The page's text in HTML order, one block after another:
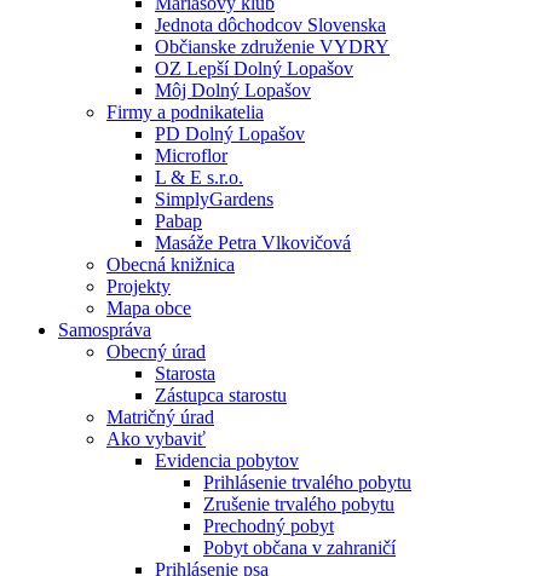
Jednota dôchodcov Slovenska
Občianske združenie VYDRY
OZ Lepší Dolný Lopašov
Môj Dolný Lopašov
Firmy a podnikatelia
PD Dolný Lopašov
Microflor
L & E s.r.o.
SimplyGardens
Pabap
Masáže Petra Vlkovičová
Obecná knižnica
Projekty
Mapa obce
Samospráva
Obecný úrad
Starosta
Zástupca starostu
Matričný úrad
Ako vybaviť
Evidencia pobytov
Prihlásenie trvalého pobytu
Zrušenie trvalého pobytu
Prechodný pobyt
Pobyt občana v zahraničí
Prihlásenie psa